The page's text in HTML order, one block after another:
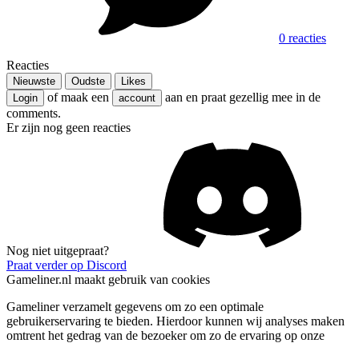
0 reacties
Reacties
Nieuwste Oudste
Likes
Login
of maak een account
aan en praat gezellig mee in de
comments.
Er zijn nog geen reacties
Nog niet uitgepraat?
Praat verder op Discord
Gameliner.nl maakt gebruik van cookies
Gameliner verzamelt gegevens om zo een optimale
gebruikerservaring te bieden. Hierdoor kunnen wij analyses maken
omtrent het gedrag van de bezoeker om zo de ervaring op onze